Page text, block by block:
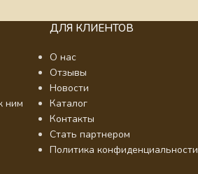
ним
ДЛЯ КЛИЕНТОВ
О нас
Отзывы
Новости
Каталог
Контакты
Стать партнером
Политика конфиденциальности